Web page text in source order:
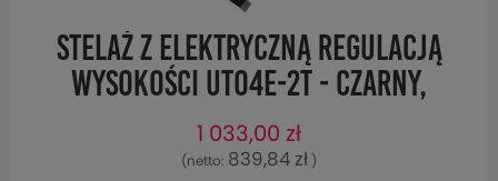
Stelaż z elektryczną regulacją
wysokości UT04E-2T - czarny,
dwusilnikowy
1 033,00 zł
(netto: 839,84 zł )